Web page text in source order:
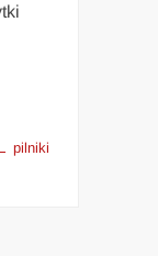
pilniki